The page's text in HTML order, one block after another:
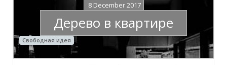
8 December 2017
Дерево в квартире
Свободная идея